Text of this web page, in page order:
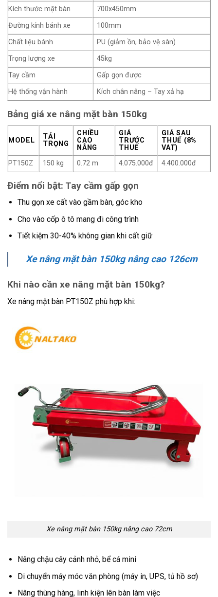
Kích thước mặt bàn
700x450mm
Đường kính bánh xe
100mm
Chất liệu bánh
PU (giảm ồn, bảo vệ sàn)
Trọng lượng xe
45kg
Tay cầm
Gấp gọn được
Hệ thống vận hành
Kích chân nâng – Tay xả hạ
Bảng giá xe nâng mặt bàn 150kg
MODEL
TẢI
TRỌNG
CHIỀU
CAO
NÂNG
GIÁ
TRƯỚC
THUẾ
GIÁ SAU
THUẾ (8%
VAT)
PT150Z
150 kg 0.72 m 4.075.000đ 4.400.000đ
Điểm nổi bật: Tay cầm gấp gọn
Thu gọn xe cất vào gầm bàn, góc kho
Cho vào cốp ô tô mang đi công trình
Tiết kiệm 30-40% không gian khi cất giữ
Xe nâng mặt bàn 150kg nâng cao 126cm
Khi nào cần xe nâng mặt bàn 150kg?
Xe nâng mặt bàn PT150Z phù hợp khi:
Xe nâng mặt bàn 150kg nâng cao 72cm
Nâng chậu cây cảnh nhỏ, bể cá mini
Di chuyển máy móc văn phòng (máy in, UPS, tủ hồ sơ)
Nâng thùng hàng, linh kiện lên bàn làm việc